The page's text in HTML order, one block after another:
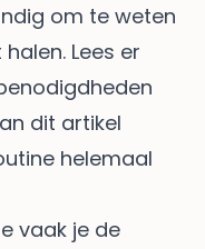
om te weten
Lees er
dit artikel
helemaal
vaak je de